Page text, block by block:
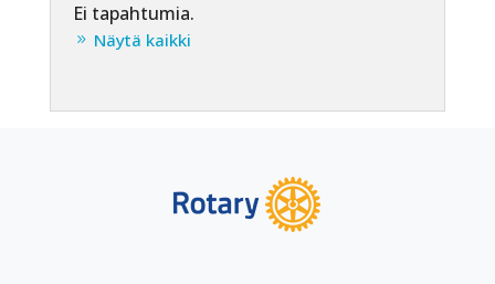
Ei tapahtumia.
Näytä kaikki